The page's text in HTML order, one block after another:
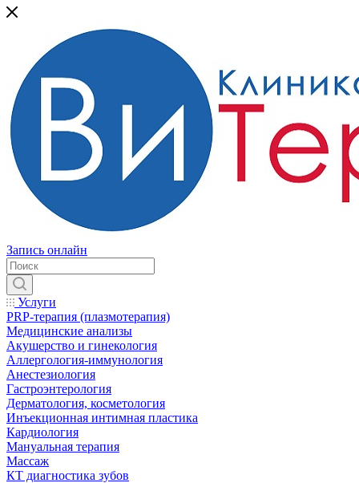
Запись онлайн
Услуги
PRP-терапия (плазмотерапия)
Медицинские анализы
Акушерство и гинекология
Аллергология-иммунология
Анестезиология
Гастроэнтерология
Дерматология, косметология
Инъекционная интимная пластика
Кардиология
Мануальная терапия
Массаж
КТ диагностика зубов